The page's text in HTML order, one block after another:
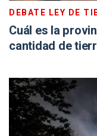
DEBATE LEY DE
Cuál es la
cantidad de